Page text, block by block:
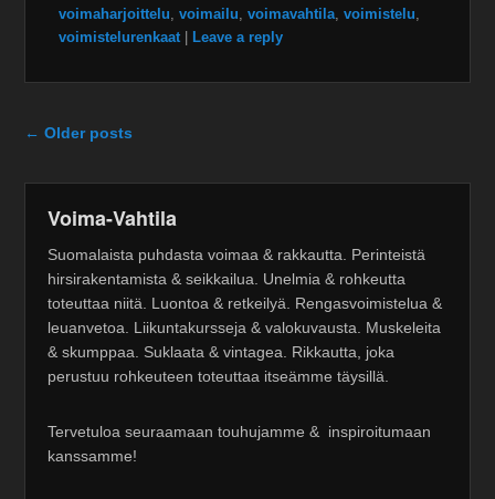
voimaharjoittelu ,voimailu ,voimavahtila ,voimistelu
voimistelurenkaat
Leave a reply
Post navigation
← Older posts
Voima-Vahtila
Suomalaista puhdasta voimaa & rakkautta. Perinteistä
hirsirakentamista & seikkailua. Unelmia & rohkeutta
toteuttaa niitä. Luontoa & retkeilyä. Rengasvoimistelua &
leuanvetoa. Liikuntakursseja & valokuvausta. Muskeleita
& skumppaa. Suklaata & vintagea. Rikkautta, joka
perustuu rohkeuteen toteuttaa itseämme täysillä.
Tervetuloa seuraamaan touhujamme & inspiroitumaan
kanssamme!